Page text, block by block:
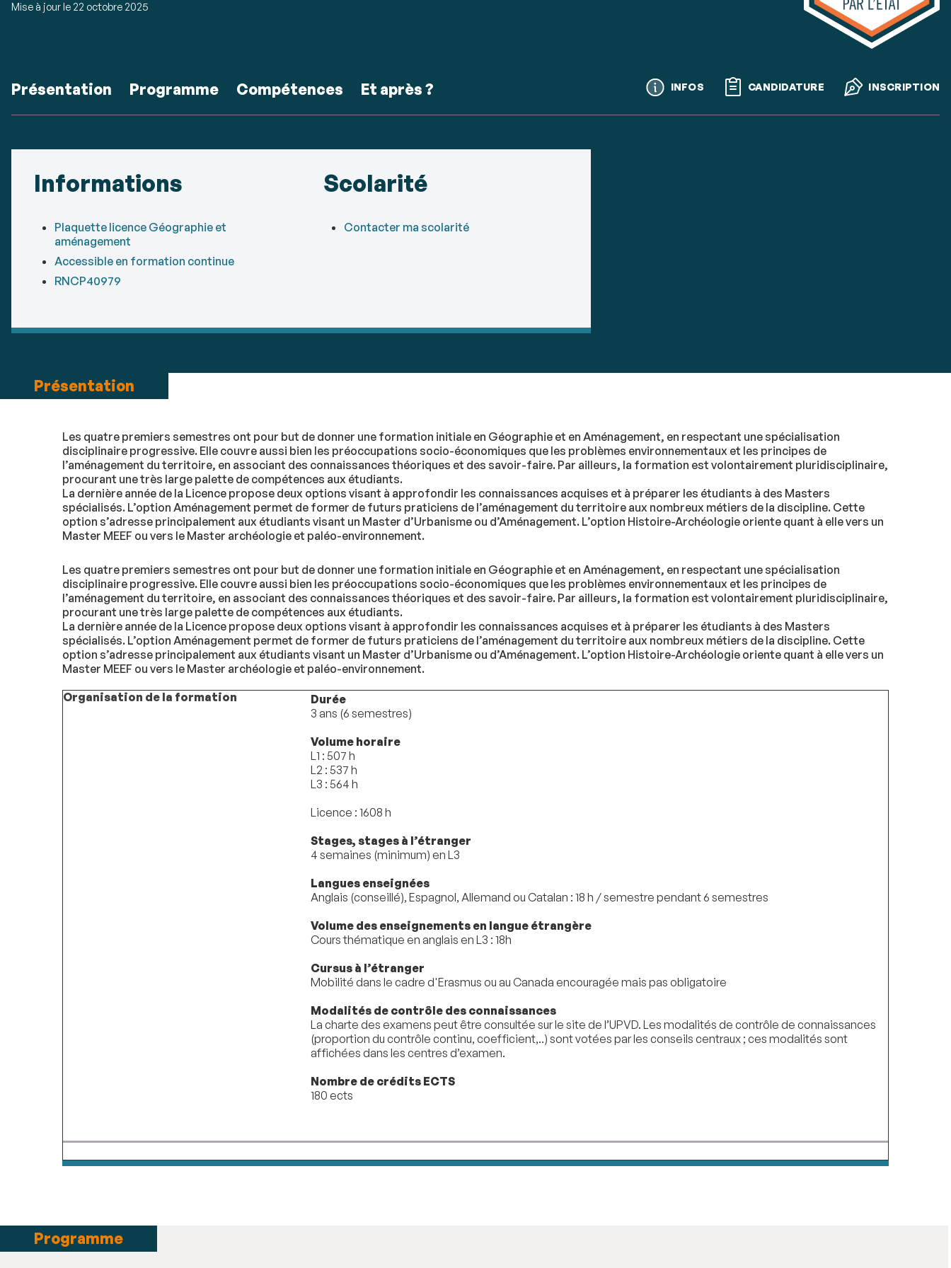
Mise à jour le 22 octobre 2025
Accéder
aux
sections
de
la
fiche
Présentation Programme Compétences Et après ? Call
to
INFOS CANDIDATURE INSCRIPTION
Informations
Plaquette licence Géographie et
aménagement
Accessible en formation continue
RNCP40979
Scolarité
Contacter ma scolarité
Présentation
Les quatre premiers semestres ont pour but de donner une formation initiale en Géographie et en Aménagement, en respectant une spécialisation
disciplinaire progressive. Elle couvre aussi bien les préoccupations socio-économiques que les problèmes environnementaux et les principes de
l’aménagement du territoire, en associant des connaissances théoriques et des savoir-faire. Par ailleurs, la formation est volontairement pluridisciplinaire,
procurant une très large palette de compétences aux étudiants.
La dernière année de la Licence propose deux options visant à approfondir les connaissances acquises et à préparer les étudiants à des Masters
spécialisés. L’option Aménagement permet de former de futurs praticiens de l’aménagement du territoire aux nombreux métiers de la discipline. Cette
option s’adresse principalement aux étudiants visant un Master d’Urbanisme ou d’Aménagement. L’option Histoire-Archéologie oriente quant à elle vers un
Master MEEF ou vers le Master archéologie et paléo-environnement.
Les quatre premiers semestres ont pour but de donner une formation initiale en Géographie et en Aménagement, en respectant une spécialisation
disciplinaire progressive. Elle couvre aussi bien les préoccupations socio-économiques que les problèmes environnementaux et les principes de
l’aménagement du territoire, en associant des connaissances théoriques et des savoir-faire. Par ailleurs, la formation est volontairement pluridisciplinaire,
procurant une très large palette de compétences aux étudiants.
La dernière année de la Licence propose deux options visant à approfondir les connaissances acquises et à préparer les étudiants à des Masters
spécialisés. L’option Aménagement permet de former de futurs praticiens de l’aménagement du territoire aux nombreux métiers de la discipline. Cette
option s’adresse principalement aux étudiants visant un Master d’Urbanisme ou d’Aménagement. L’option Histoire-Archéologie oriente quant à elle vers un
Master MEEF ou vers le Master archéologie et paléo-environnement.
Organisation de la formation
Durée
3 ans (6 semestres)
Volume horaire
L1 : 507 h
L2 : 537 h
L3 : 564 h
Licence : 1608 h
Stages, stages à l’étranger
4 semaines (minimum) en L3
Langues enseignées
Anglais (conseillé), Espagnol, Allemand ou Catalan : 18 h / semestre pendant 6 semestres
Volume des enseignements en langue étrangère
Cours thématique en anglais en L3 : 18h
Cursus à l’étranger
Mobilité dans le cadre d'Erasmus ou au Canada encouragée mais pas obligatoire
Modalités de contrôle des connaissances
La charte des examens peut être consultée sur le site de l’UPVD. Les modalités de contrôle de connaissances
(proportion du contrôle continu, coefficient,..) sont votées par les conseils centraux ; ces modalités sont
affichées dans les centres d’examen.
Nombre de crédits ECTS
180 ects
Programme